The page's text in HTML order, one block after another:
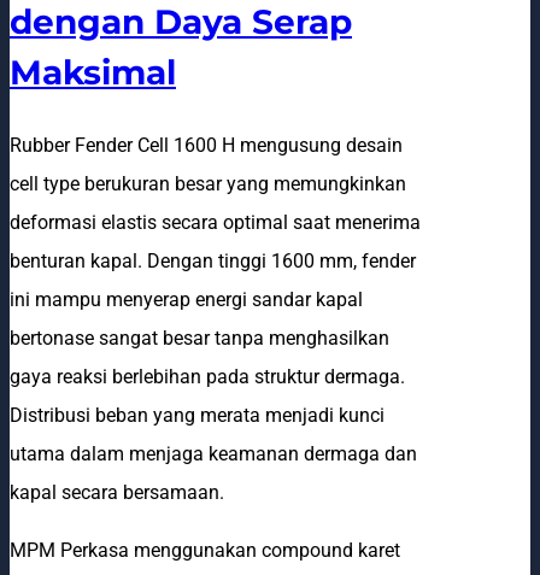
dengan Daya Serap
Maksimal
Rubber Fender Cell 1600 H mengusung desain
cell type berukuran besar yang memungkinkan
deformasi elastis secara optimal saat menerima
benturan kapal. Dengan tinggi 1600 mm, fender
ini mampu menyerap energi sandar kapal
bertonase sangat besar tanpa menghasilkan
gaya reaksi berlebihan pada struktur dermaga.
Distribusi beban yang merata menjadi kunci
utama dalam menjaga keamanan dermaga dan
kapal secara bersamaan.
MPM Perkasa menggunakan compound karet